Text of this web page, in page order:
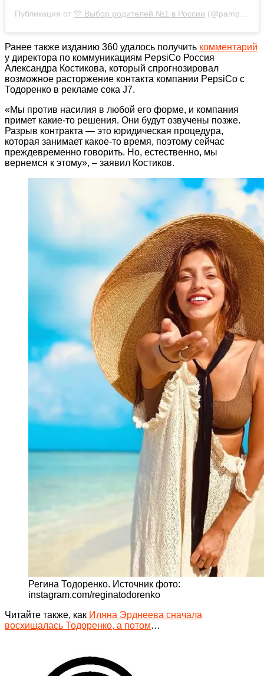
Публикация от 💛 Выбор родителей №1 в России (@pampers_russia)
Ранее также изданию 360 удалось получить комментарий
у директора по коммуникациям PepsiCo Россия
Александра Костикова, который спрогнозировал
возможное расторжение контакта компании PepsiCo с
Тодоренко в рекламе сока J7.
«Мы против насилия в любой его форме, и компания
примет какие-то решения. Они будут озвучены позже.
Разрыв контракта — это юридическая процедура,
которая занимает какое-то время, поэтому сейчас
преждевременно говорить. Но, естественно, мы
вернемся к этому», – заявил Костиков.
Регина Тодоренко. Источник фото:
instagram.com/reginatodorenko
Читайте также, как Иляна Эрднеева сначала
восхищалась Тодоренко, а потом…